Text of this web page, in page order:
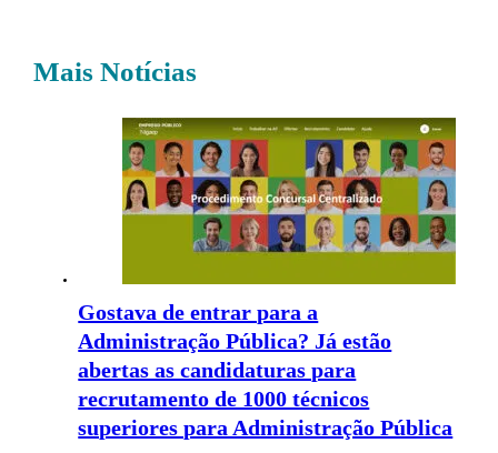
Mais Notícias
Gostava de entrar para a
Administração Pública? Já estão
abertas as candidaturas para
recrutamento de 1000 técnicos
superiores para Administração Pública